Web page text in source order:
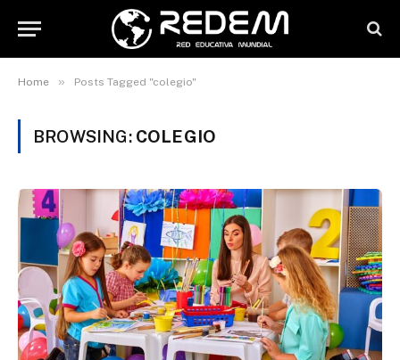
Home » Posts Tagged "colegio"
BROWSING: COLEGIO